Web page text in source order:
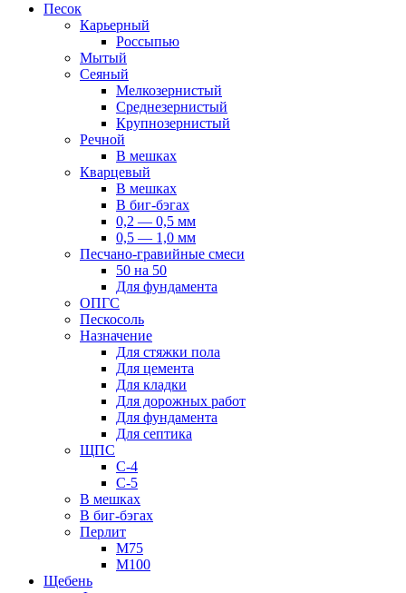
Песок
Карьерный
Россыпью
Мытый
Сеяный
Мелкозернистый
Среднезернистый
Крупнозернистый
Речной
В мешках
Кварцевый
В мешках
В биг-бэгах
0,2 — 0,5 мм
0,5 — 1,0 мм
Песчано-гравийные смеси
50 на 50
Для фундамента
ОПГС
Пескосоль
Назначение
Для стяжки пола
Для цемента
Для кладки
Для дорожных работ
Для фундамента
Для септика
ЩПС
С-4
С-5
В мешках
В биг-бэгах
Перлит
М75
М100
Щебень